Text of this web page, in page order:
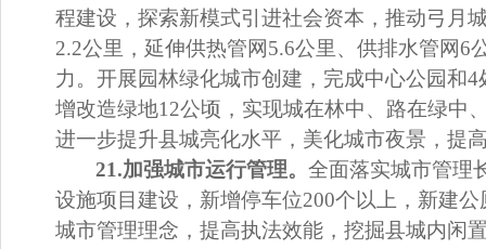
程建设，探索新模式引进社会资本，推动弓月
2.2公里， 延伸供热管网5.6公里、供排水管网6
力 。开展园林绿化城市创建，完成中心公园和4
增改造绿地12公顷，实现城在林中、路在绿中
进一步提升县城亮化水平，美化城市夜景，提
21.加强城市运行管理。全面落实城市管理
设施项目建设，新增停车位200个以上 ， 新建公
城市管理理念，提高执法效能，挖掘县城内闲